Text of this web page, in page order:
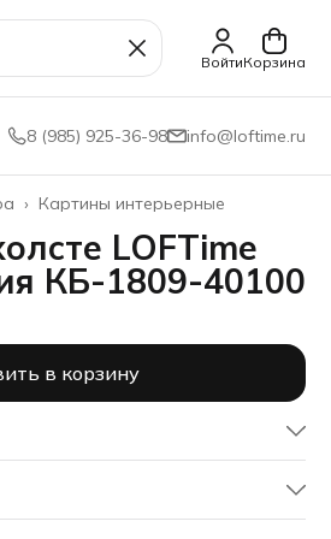
ВойтиКорзина
8 (985) 925-36-98 info@loftime.ru
Картины интерьерные
›
LOFTime
КБ-1809-40100
в корзину